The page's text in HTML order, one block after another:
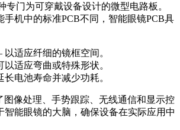
专门为可穿戴设备设计的微型电路板。
手机中的标准PCB不同，智能眼镜PCB具
适应纤细的镜框空间。
适应弯曲或特殊形状。
电池寿命并减少功耗。
图像处理、手势跟踪、无线通信和显示控
智能眼镜的大脑，确保设备在实际应用中